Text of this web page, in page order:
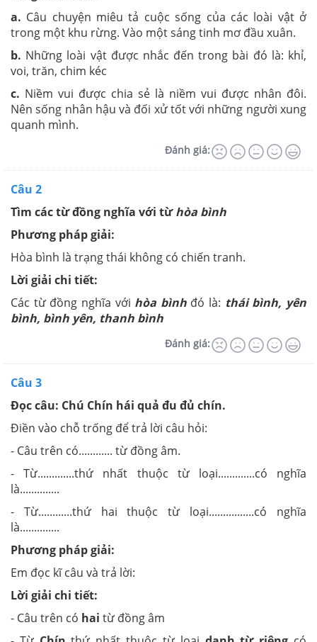
a. Câu chuyện miêu tả cuộc sống của các loài vật ở
trong một khu rừng. Vào một sáng tinh mơ đầu xuân.
b. Những loài vật được nhắc đến trong bài đó là: khỉ,
voi, trăn, chim kéc
c. Niềm vui được chia sẻ là niềm vui được nhân đôi.
Nên sống nhân hậu và đối xử tốt với những người xung
quanh mình.
Đánh giá:
Câu 2
Tìm các từ đồng nghĩa với từhòa bình
Phương pháp giải:
Hòa bình là trạng thái không có chiến tranh.
Lời giải chi tiết:
Các từ đồng nghĩa với hòa bình đó là: thái bình, yên
bình, bình yên, thanh bình
Đánh giá:
Câu 3
Đọc câu: Chú Chín hái quả đu đủ chín.
Điền vào chỗ trống để trả lời câu hỏi:
- Câu trên có............ từ đồng âm.
- Từ.............thứ nhất thuộc từ loại.............có nghĩa
là..............
- Từ............thứ hai thuộc từ loại................có nghĩa
là..............
Phương pháp giải:
Em đọc kĩ câu và trả lời:
Lời giải chi tiết:
- Câu trên có hai từ đồng âm